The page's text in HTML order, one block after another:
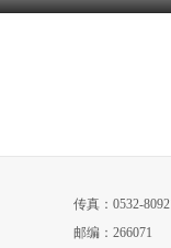
传真：0532-
邮编：266071